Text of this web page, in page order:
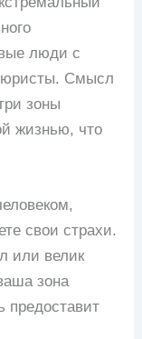
люди с
Смысл
зоны
жизнью, что
свои страхи.
или велик
зона
предоставит